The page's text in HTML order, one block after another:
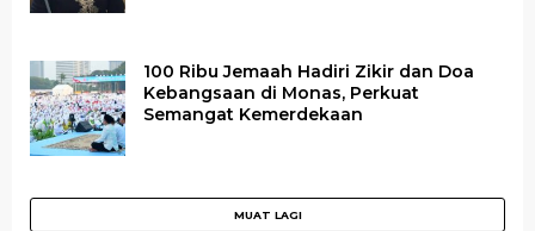
100 Ribu Jemaah Hadiri Zikir dan Doa
Kebangsaan di Monas, Perkuat
Semangat Kemerdekaan